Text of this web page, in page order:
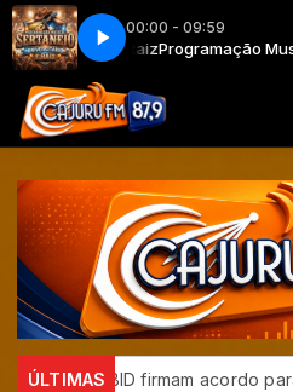
00:00 - 09:59
e Raiz Programação
ÚLTIMAS
e BID firmam acordo para